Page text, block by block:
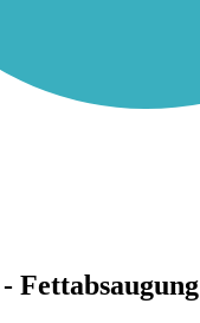
Fettabsaugung